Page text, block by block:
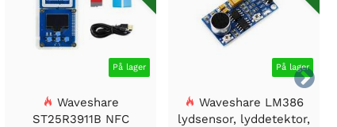

På lager
Waveshare
ST25R3911B NFC
På lager
Waveshare LM386
lydsensor, lyddetektor,